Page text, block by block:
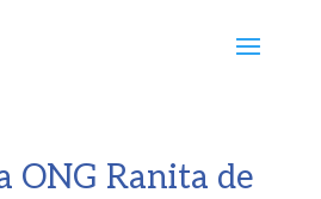
ONG Ranita de